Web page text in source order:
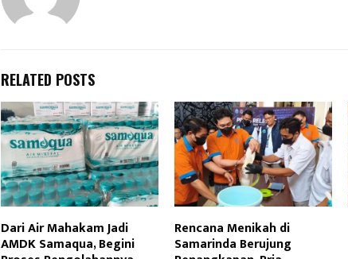
RELATED POSTS
Dari Air Mahakam Jadi
AMDK Samaqua, Begini
Rencana Menikah di
Samarinda Berujung